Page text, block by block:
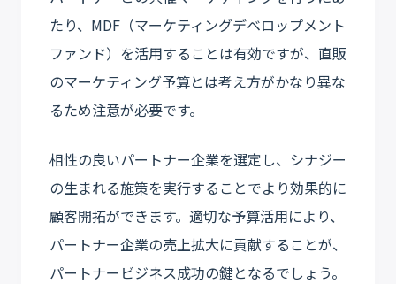
たり、MDF（マーケティングデベロップメント
ファンド）を活用することは有効ですが、直販
のマーケティング予算とは考え方がかなり異な
るため注意が必要です。
相性の良いパートナー企業を選定し、シナジー
の生まれる施策を実行することでより効果的に
顧客開拓ができます。適切な予算活用により、
パートナー企業の売上拡大に貢献することが、
パートナービジネス成功の鍵となるでしょう。